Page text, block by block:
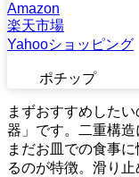
Amazon
楽天市場
Yahooショッピング
ポチップ
まずおすすめした
器」です。二重構造
まだお皿での食事
るのが特徴。滑り